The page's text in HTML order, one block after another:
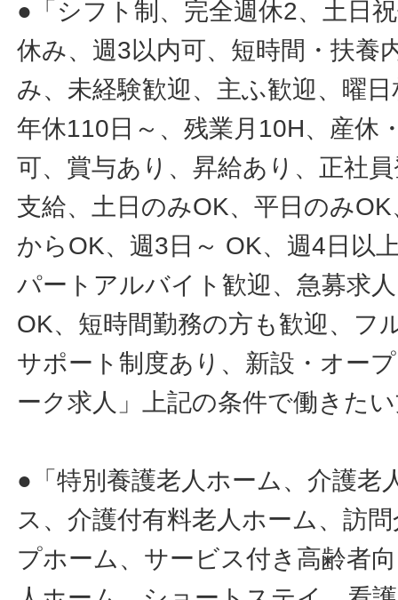
●「シフト制、完全週休2、土日
休み、週3以内可、短時間・扶養
み、未経験歓迎、主ふ歓迎、曜
年休110日～、残業月10H、産休
可、賞与あり、昇給あり、正社
支給、土日のみOK、平日のみ
からOK、週3日～ OK、週4日以
パートアルバイト歓迎、急募求
OK、短時間勤務の方も歓迎、フ
サポート制度あり、新設・オー
ーク求人」上記の条件で働きた
●「特別養護老人ホーム、介護老
ス、介護付有料老人ホーム、訪
プホーム、サービス付き高齢者